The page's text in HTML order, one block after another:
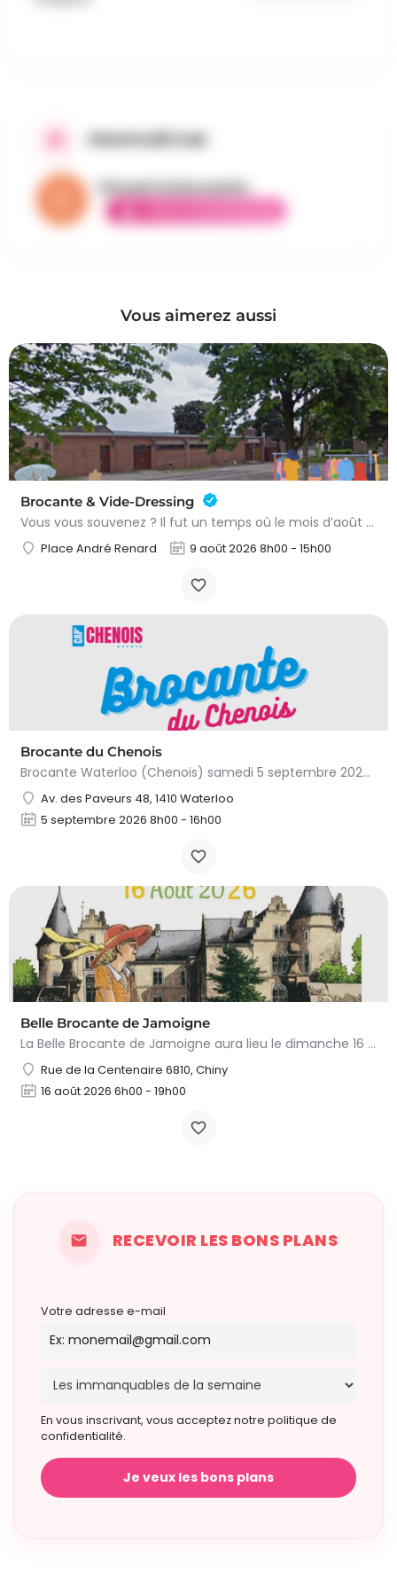
PROPOSÉ PAR
Vincent la brocante
Vous aimerez aussi
Brocante & Vide-Dressing
Vous vous souvenez ? Il fut un temps où le mois d’août au Viamont rimait avec festivités, convivialité et…
Place André Renard 9 août 2026 8h00 - 15h00
Brocante du Chenois
Brocante Waterloo (Chenois) samedi 5 septembre 2026 (8 à 16h) L’asbl Cap’Chenois vous propose de vendre et…
Av. des Paveurs 48, 1410 Waterloo
5 septembre 2026 8h00 - 16h00
Belle Brocante de Jamoigne
La Belle Brocante de Jamoigne aura lieu le dimanche 16 août 2026 de 6h00 à 18h00, proposant une centaine…
Rue de la Centenaire 6810, Chiny
16 août 2026 6h00 - 19h00
RECEVOIR LES BONS PLANS
Votre adresse e-mail
En vous inscrivant, vous acceptez notre politique de
confidentialité.